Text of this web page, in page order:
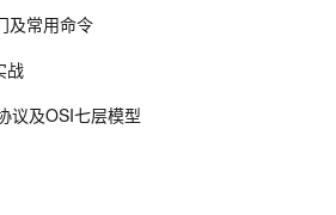
管理的影响
及常用命令
战
议及OSI七层模型